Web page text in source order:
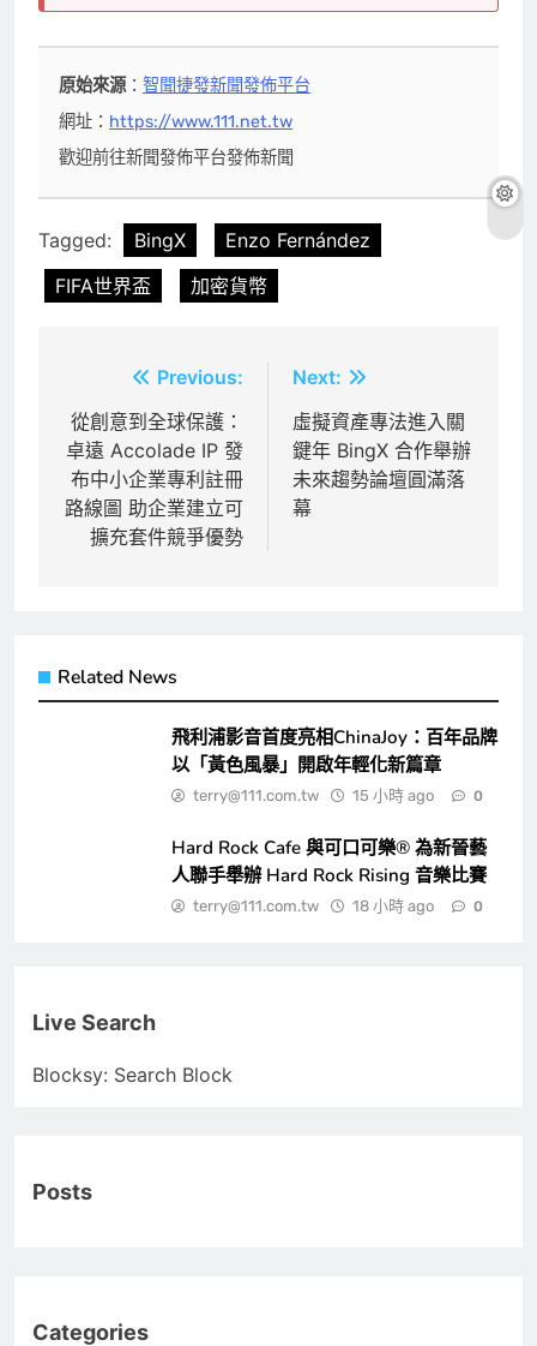
原始來源：智聞捷發新聞發佈平台
網址： https://www.111.net.tw
歡迎前往新聞發佈平台發佈新聞
Tagged: BingX
Enzo Fernández
FIFA世界盃
加密貨幣
章
導
覽
Previous:
從創意到全球保護：
卓遠 Accolade IP 發
布中小企業專利註冊
路線圖 助企業建立可
擴充套件競爭優勢
Next:
虛擬資產專法進入關
鍵年 BingX 合作舉辦
未來趨勢論壇圓滿落
幕
Related News
飛利浦影音首度亮相ChinaJoy：百年品牌
以「黃色風暴」開啟年輕化新篇章
terry@111.com.tw 15 小時 ago 0
Hard Rock Cafe 與可口可樂® 為新晉藝
人聯手舉辦 Hard Rock Rising 音樂比賽
terry@111.com.tw 18 小時 ago 0
Live Search
Blocksy: Search Block
Posts
Categories